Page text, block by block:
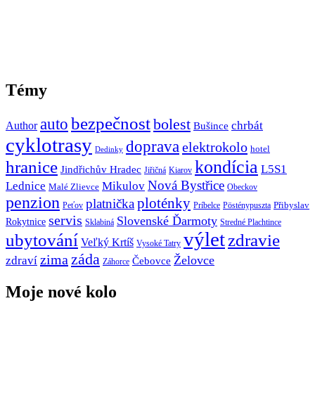
Témy
Author auto bezpečnostbolest Bušince chrbát
cyklotrasy Dedinky dopravaelektrokolo hotel
hranice Jindřichův Hradec Jiřičná Kiarov kondícia L5S1
Lednice Malé Zlievce Mikulov Nová Bystřice Obeckov
penzion Peťov platničkaploténky Príbelce Pösténypuszta Přibyslav
Rokytnice servis Sklabiná Slovenské Ďarmoty Stredné Plachtince
ubytování Veľký Krtíš Vysoké Tatry výletzdravie
zdraví zima záda Záhorce Čebovce Želovce
Moje nové kolo